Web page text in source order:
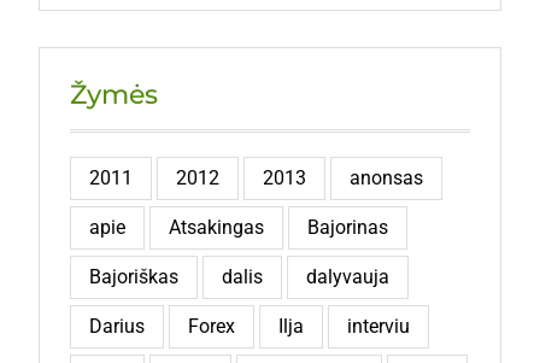
Žymės
2011 2012 2013 anonsas
apie Atsakingas Bajorinas
Bajoriškas dalis dalyvauja
Darius Forex Ilja interviu